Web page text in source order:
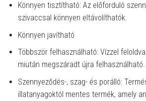
Könnyen tisztítható: Az előforduló
szivaccsal könnyen eltávolíthatók.
Könnyen javítható
Többször felhasználható: Vízzel
miután megszáradt újra felhasználható.
Szennyeződés-, szag- és porálló:
illatanyagoktól mentes termék, amely